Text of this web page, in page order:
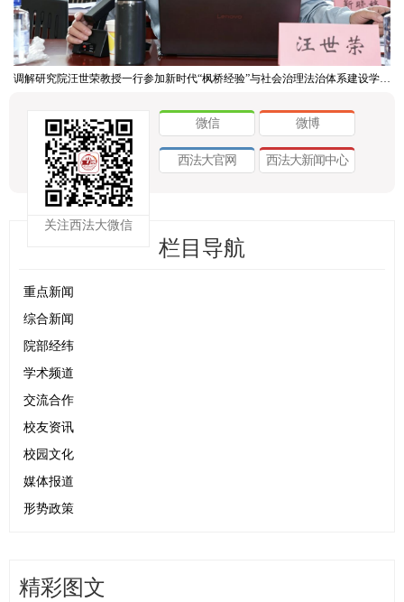
关注西法大微信
微信 微博
西法大官网 西法大新闻中心
栏目导航
重点新闻
综合新闻
院部经纬
学术频道
交流合作
校友资讯
校园文化
媒体报道
形势政策
精彩图文